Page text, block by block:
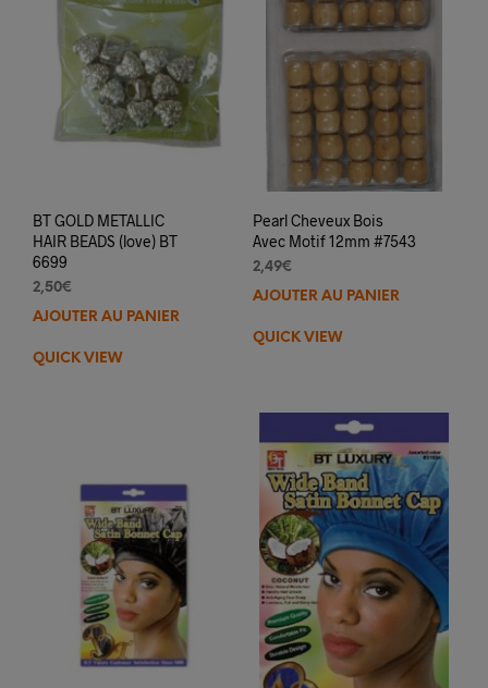
BT GOLD METALLIC
HAIR BEADS (love) BT
6699
2,50€
AJOUTER AU PANIER
QUICK VIEW
Pearl Cheveux Bois
Avec Motif 12mm #7543
2,49€
AJOUTER AU PANIER
QUICK VIEW